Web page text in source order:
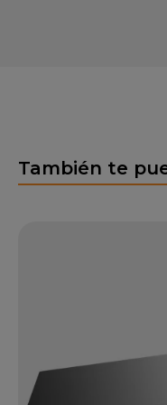
También te